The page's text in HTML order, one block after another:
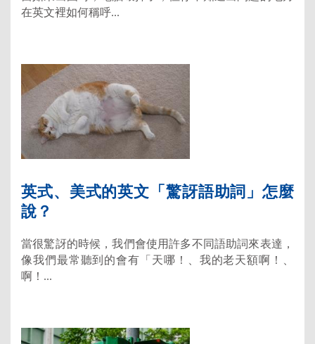
在英文裡如何稱呼...
英式、美式的英文「驚訝語助詞」怎麼
說？
當很驚訝的時候，我們會使用許多不同語助詞來表達，
像我們最常聽到的會有「天哪！、我的老天額啊！、
啊！...